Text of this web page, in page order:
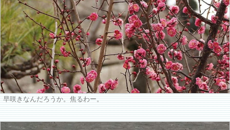
早咲きなんだろうか。焦るわー。